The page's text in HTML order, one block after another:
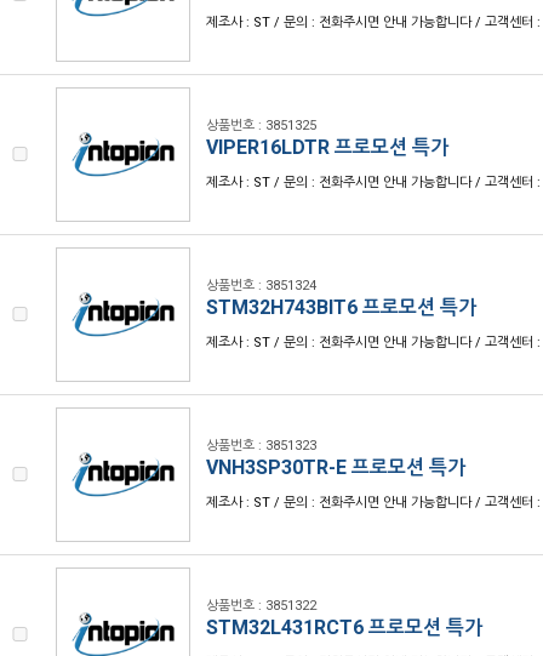
제조사 : ST / 문의 : 전화주시면 안내 가능합니다 / 고객센터
상품번호 : 3851325
VIPER16LDTR 프로모션 특가
제조사 : ST / 문의 : 전화주시면 안내 가능합니다 / 고객센터
상품번호 : 3851324
STM32H743BIT6 프로모션 특가
제조사 : ST / 문의 : 전화주시면 안내 가능합니다 / 고객센터
상품번호 : 3851323
VNH3SP30TR-E 프로모션 특가
제조사 : ST / 문의 : 전화주시면 안내 가능합니다 / 고객센터
상품번호 : 3851322
STM32L431RCT6 프로모션 특가